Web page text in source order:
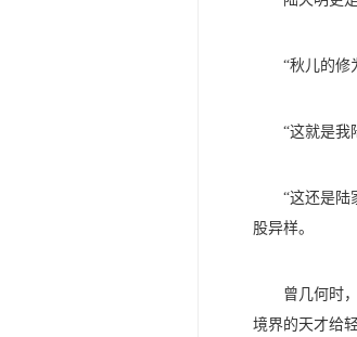
“秋儿的修
“这就是我
“这还是陆
股异样。
曾几何时
境界的天才给